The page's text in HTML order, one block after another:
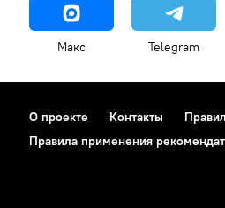
Макс Telegram
О проекте Контакты
Правила применения